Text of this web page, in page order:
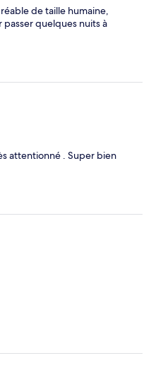
de taille humaine,
quelques nuits à
attentionné . Super bien